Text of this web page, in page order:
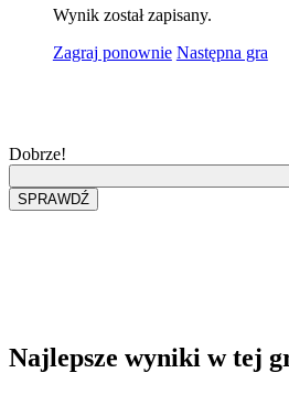
Wynik został zapisany.
Zagraj ponownie Następna gra
Dobrze!
Najlepsze wyniki w tej